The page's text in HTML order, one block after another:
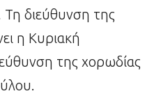
διεύθυνση της
η Κυριακή
της χορωδίας